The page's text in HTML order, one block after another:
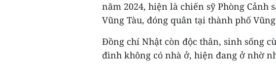
năm 2024, hiện là chiến sỹ Phòng Cảnh
Vũng Tàu, đóng quân tại thành phố
Đồng chí Nhật còn độc thân, sinh sống
đình không có nhà ở, hiện đang ở nhờ